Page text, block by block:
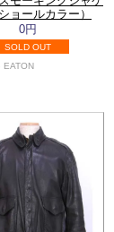
ョールカラー）
0円
SOLD OUT
EATON